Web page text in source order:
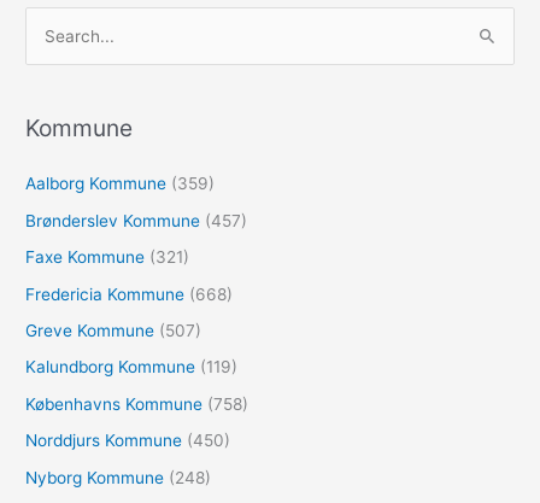
e
t
e
r
Kommune
Aalborg Kommune (359)
Brønderslev Kommune (457)
Faxe Kommune (321)
Fredericia Kommune (668)
Greve Kommune (507)
Kalundborg Kommune (119)
Københavns Kommune (758)
Norddjurs Kommune (450)
Nyborg Kommune (248)